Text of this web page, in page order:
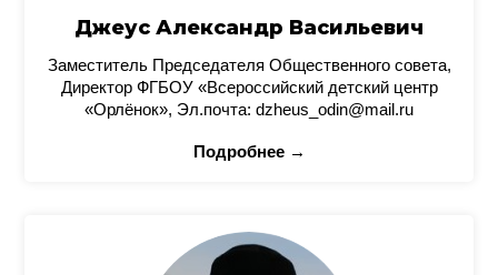
Джеус Александр Васильевич
Заместитель Председателя Общественного совета,
Директор ФГБОУ «Всероссийский детский центр
«Орлёнок», Эл.почта: dzheus_odin@mail.ru
Подробнее →